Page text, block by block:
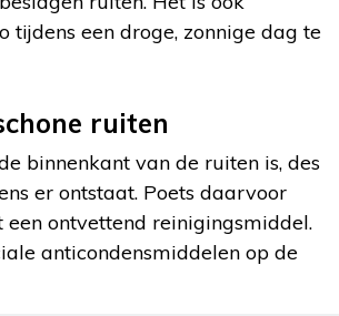
tijdens een droge, zonnige dag te
ruiten
binnenkant van de ruiten is, des
er ontstaat. Poets daarvoor
ontvettend reinigingsmiddel.
anticondensmiddelen op de